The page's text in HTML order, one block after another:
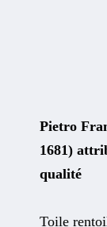
Pietro
1681)
qualité
Toile